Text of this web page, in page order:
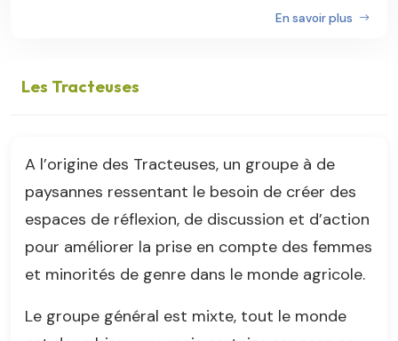
En savoir plus
Les Tracteuses
A l’origine des Tracteuses, un groupe à de
paysannes ressentant le besoin de créer des
espaces de réflexion, de discussion et d’action
pour améliorer la prise en compte des femmes
et minorités de genre dans le monde agricole.
Le groupe général est mixte, tout le monde